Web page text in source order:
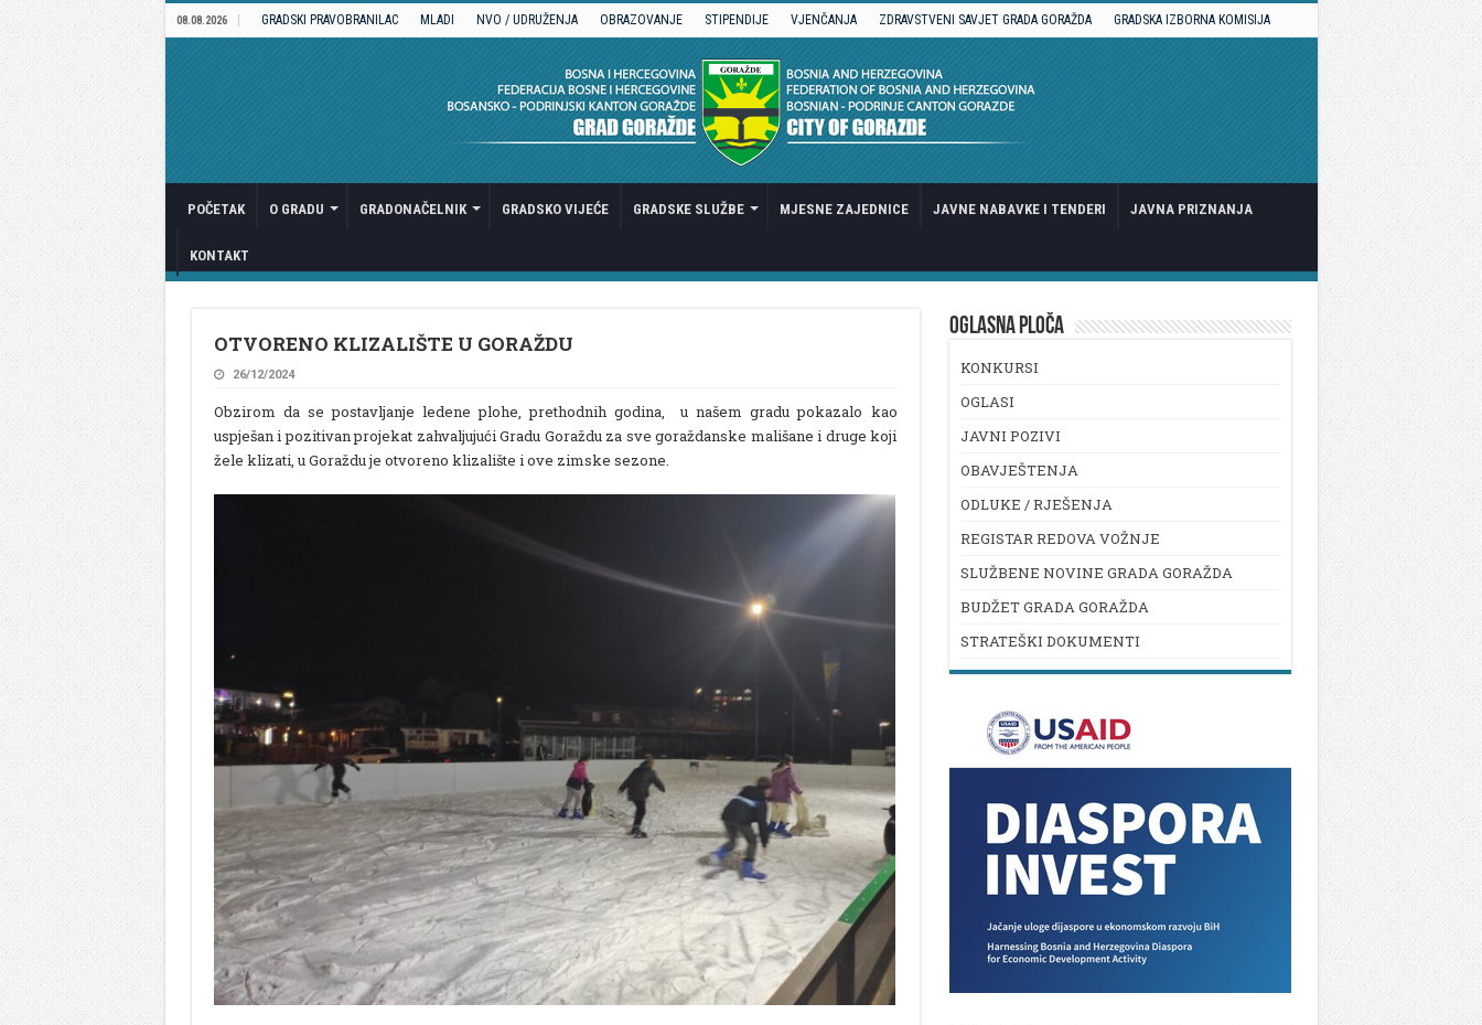
08.08.2026 GRADSKI PRAVOBRANILAC MLADI NVO / UDRUŽENJA OBRAZOVANJE STIPENDIJE VJENČANJA ZDRAVSTVENI SAVJET GRADA GORAŽDA GRADSKA IZBORNA KOMISIJA
POČETAK O GRADU GRADONAČELNIK GRADSKO VIJEĆE GRADSKE SLUŽBE MJESNE ZAJEDNICE JAVNE NABAVKE I TENDERI JAVNA PRIZNANJA
KONTAKT
OTVORENO KLIZALIŠTE U GORAŽDU
26/12/2024
Obzirom da se postavljanje ledene plohe, prethodnih godina, u našem gradu pokazalo kao
uspješan i pozitivan projekat zahvaljujući Gradu Goraždu za sve goraždanske mališane i druge koji
žele klizati, u Goraždu je otvoreno klizalište i ove zimske sezone.
OGLASNA PLOČA
KONKURSI
OGLASI
JAVNI POZIVI
OBAVJEŠTENJA
ODLUKE / RJEŠENJA
REGISTAR REDOVA VOŽNJE
SLUŽBENE NOVINE GRADA GORAŽDA
BUDŽET GRADA GORAŽDA
STRATEŠKI DOKUMENTI